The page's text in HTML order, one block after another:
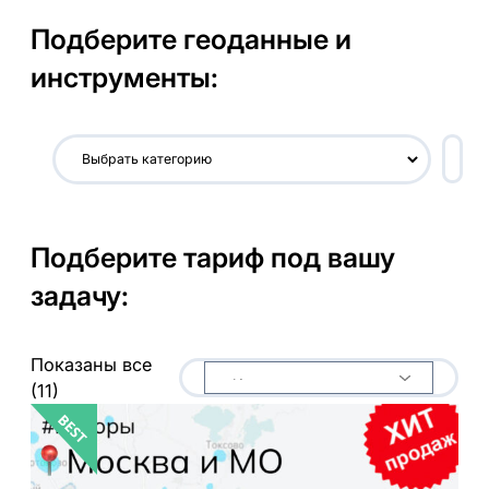
Подберите геоданные и
инструменты:
В
ы
а
ь
а
т
е
г
о
Подберите тариф под вашу
задачу:
Показаны все
(11)